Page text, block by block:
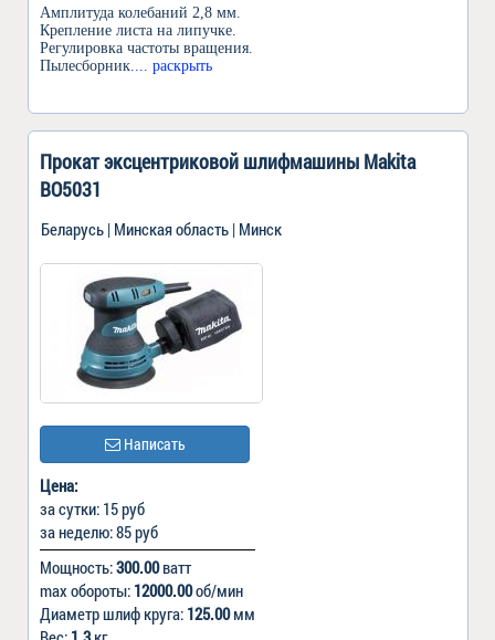
Амплитуда колебаний 2,8 мм.
Крепление листа на липучке.
Регулировка частоты вращения.
Пылесборник.
... раскрыть
Прокат эксцентриковой шлифмашины Makita
BO5031
Беларусь | Минская область | Минск
Написать
Цена:
за сутки: 15 руб
за неделю: 85 руб
Мощность:300.00ватт
max обороты: 12000.00об/мин
Диаметр шлиф круга: 125.00мм